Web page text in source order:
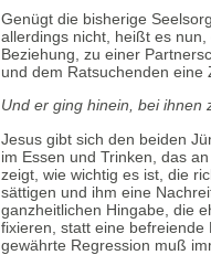
Genügt die bisherige
allerdings nicht, heißt es
Beziehung, zu einer
und dem Ratsuchenden eine
Und er ging hinein, bei ihnen
Jesus gibt sich den beiden
im Essen und Trinken, das
zeigt, wie wichtig es ist, die
sättigen und ihm eine
ganzheitlichen Hingabe, die
fixieren, statt eine befreiende
gewährte Regression muß